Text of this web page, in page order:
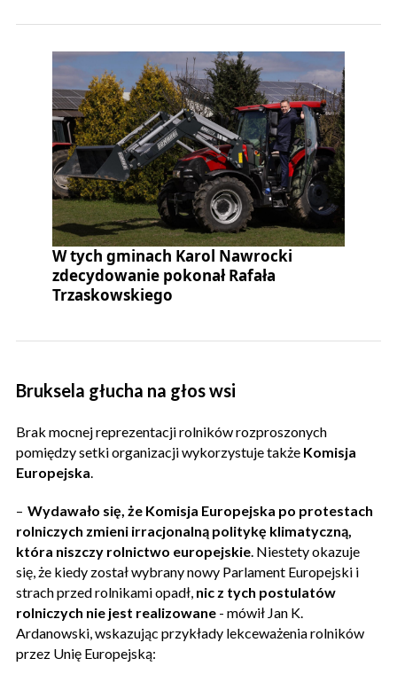
W tych gminach Karol Nawrocki
zdecydowanie pokonał Rafała
Trzaskowskiego
Bruksela głucha na głos wsi
Brak mocnej reprezentacji rolników rozproszonych
pomiędzy setki organizacji wykorzystuje także Komisja
Europejska.
– Wydawało się, że Komisja Europejska po protestach
rolniczych zmieni irracjonalną politykę klimatyczną,
która niszczy rolnictwo europejskie. Niestety okazuje
się, że kiedy został wybrany nowy Parlament Europejski i
strach przed rolnikami opadł, nic z tych postulatów
rolniczych nie jest realizowane - mówił Jan K.
Ardanowski, wskazując przykłady lekceważenia rolników
przez Unię Europejską: